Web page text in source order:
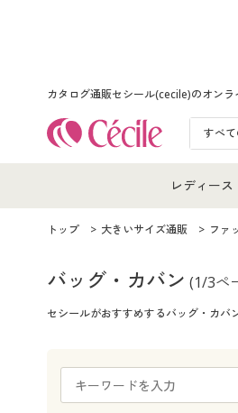
カタログ通販セシール(cecile)のオン
レディース
レディー
レディー
女性下着
トップ 大きいサイズ通販 ファ
バッグ・カバン (1/3ペ
セシールがおすすめするバッグ・カバ